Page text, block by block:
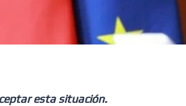
esta situación.